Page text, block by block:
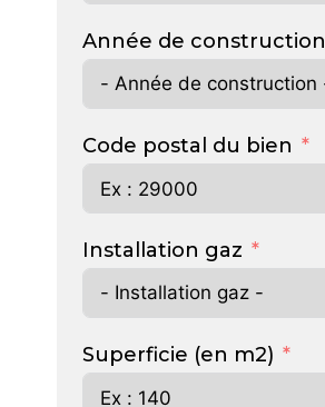
Année de construction
Code postal du bien
Installation gaz
Superficie (en m2)